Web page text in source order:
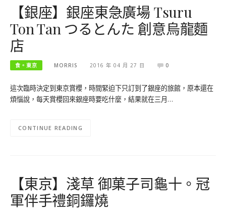
【銀座】銀座東急廣場 Tsuru
Ton Tan つるとんた 創意烏龍麵
店
食。東京 MORRIS 2016 年 04 月 27 日 0
這次臨時決定到東京賞櫻，時間緊迫下只訂到了銀座的旅館，原本還在
煩惱說，每天賞櫻回來銀座時要吃什麼，結果就在三月…
CONTINUE READING
【東京】淺草 御菓子司龜十。冠
軍伴手禮銅鑼燒